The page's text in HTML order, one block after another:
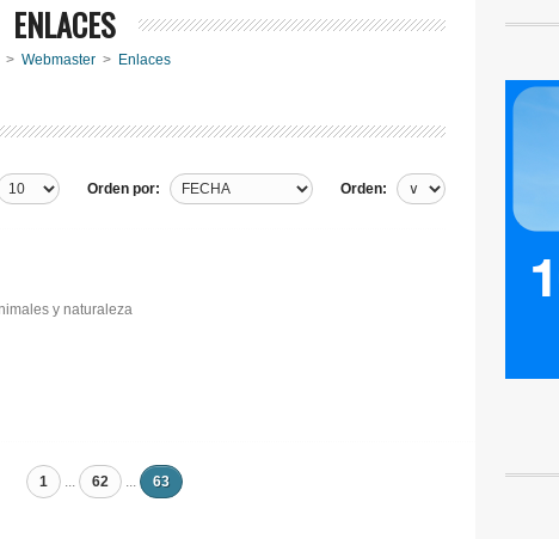
ENLACES
> Webmaster > Enlaces
Orden por: Orden:
y naturaleza
1 ... 62 ... 63